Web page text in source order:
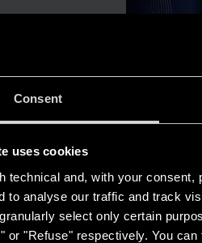
Consent
uses cookies
technical and, with your
to analyse our traffic and track
select only certain
or "Refuse" respectively. You
TIN TỨC
ARISTON
CHO GIẢI